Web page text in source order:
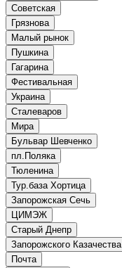
Советская
Грязнова
Малый рынок
Пушкина
Гагарина
Фестивальная
Украина
Сталеваров
Мира
Бульвар Шевченко
пл.Поляка
Тюленина
Тур.база Хортица
Запорожская Сечь
ЦИМЭЖ
Старый Днепр
Запорожского Казачества
Почта